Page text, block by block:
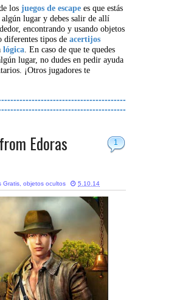
los juegos de escape es que estás
algún lugar y debes salir de allí
encontrando y usando objetos
diferentes tipos de acertijos
lógica. En caso de que te quedes
lugar, no dudes en pedir ayuda
¡Otros jugadores te
1
Edoras
Gratis, objetos ocultos 5.10.14